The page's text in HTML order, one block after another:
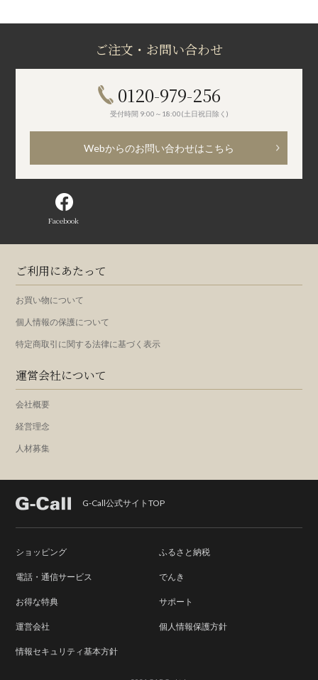
ご注文・お問い合わせ
0120-979-256
受付時間 9:00～18:00(土日祝日除く)
Webからのお問い合わせはこちら
Facebook
ご利用にあたって
お買い物について
個人情報の保護について
特定商取引に関する法律に基づく表示
運営会社について
会社概要
経営理念
人材募集
G-Call公式サイトTOP
ショッピング ふるさと納税
電話・通信サービス でんき
お得な特典 サポート
運営会社 個人情報保護方針
情報セキュリティ基本方針